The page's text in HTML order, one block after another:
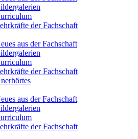
der Fachschaft
aus der Fachschaft
der Fachschaft
aus der Fachschaft
der Fachschaft